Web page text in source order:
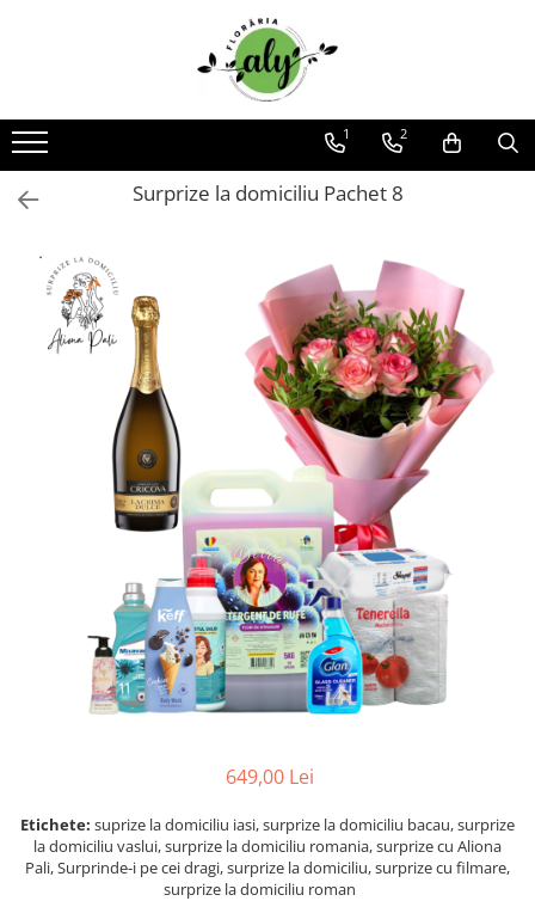
DE SEZON
1-8 MARTIE
COLECȚIA DE PAȘTI
COLECȚIA DE VARĂ
CRĂCIUN ȘI ANUL NOU
VALANTINE'S DAY 14 FEBRUARIE
101 TRANDAFIRI
BUCHETE TRANDAFIRI
COȘURI TRANDAFIRI
CUTII TRANDAFIRI
INIMI DIN TRANDAFIRI
TRANDAFIRI CRIOGENAȚI
TRANDAFIRI LA FIR
BUCHETE AMARYLLIS
BUCHETE CRINI
BUCHETE CRIZANTEME
BUCHETE DE ALSTROMERIA
1 2
Surprize la domiciliu Pachet 8
649,00 Lei
Etichete: suprize la domiciliu iasi, surprize la domiciliu bacau, surprize
la domiciliu vaslui, surprize la domiciliu romania, surprize cu Aliona
Pali, Surprinde-i pe cei dragi, surprize la domiciliu, surprize cu filmare,
surprize la domiciliu roman